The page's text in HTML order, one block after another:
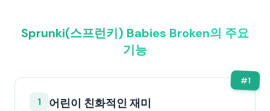
Sprunki(스프런키) Babies Broken의 주요
기능
#1
1 어린이 친화적인 재미